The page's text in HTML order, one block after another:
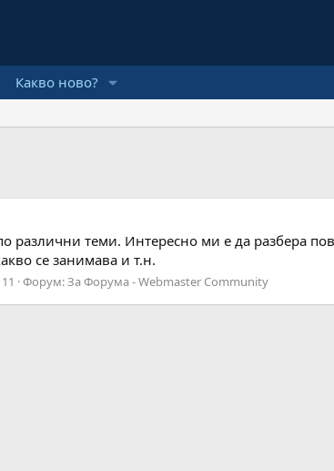
Какво ново?
различни теми. Интересно ми е да разбера
се занимава и т.н.
Форум:За Форума - Webmaster Community